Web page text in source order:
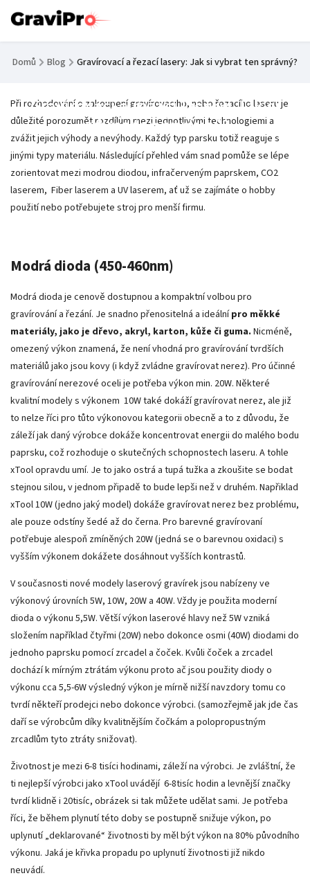
Domů / Blog / Gravírovací a řezací lasery: Jak si vybrat ten správný?
Gravírovací a řezací lasery: Jak si
vybrat ten správný?
Jak vybrat gravírku?
Při rozhodování o zakoupení gravírovacího, nebo řezacího laseru je
důležité porozumět rozdílům mezi jednotlivými technologiemi a
zvážit jejich výhody a nevýhody. Každý typ parsku totiž reaguje s
jinými typy materiálu. Následující přehled vám snad pomůže se lépe
zorientovat mezi modrou diodou, infračerveným paprskem, CO2
laserem, Fiber laserem a UV laserem, ať už se zajímáte o hobby
použití nebo potřebujete stroj pro menší firmu.
Modrá dioda (450-460nm)
Modrá dioda je cenově dostupnou a kompaktní volbou pro
gravírování a řezání. Je snadno přenositelná a ideálnípro měkké
materiály, jako je dřevo, akryl, karton, kůže či guma. Nicméně,
omezený výkon znamená, že není vhodná pro gravírování tvrdších
materiálů jako jsou kovy (i když zvládne gravírovat nerez). Pro účinné
gravírování nerezové oceli je potřeba výkon min. 20W. Některé
kvalitní modely s výkonem 10W také dokáží gravírovat nerez, ale již
to nelze říci pro tůto výkonovou kategorii obecně a to z důvodu, že
záleží jak daný výrobce dokáže koncentrovat energii do malého bodu
paprsku, což rozhoduje o skutečných schopnostech laseru. A tohle
xTool opravdu umí. Je to jako ostrá a tupá tužka a zkoušite se bodat
stejnou silou, v jednom připadě to bude lepši než v druhém. Napřiklad
xTool 10W (jedno jaký model) dokáže gravírovat nerez bez problému,
ale pouze odstíny šedé až do černa. Pro barevné gravírovaní
potřebuje alespoň zmíněných 20W (jedná se o barevnou oxidaci) s
vyšším výkonem dokážete dosáhnout vyšších kontrastů.
V současnosti nové modely laserový gravírek jsou nabízeny ve
výkonový úrovních 5W, 10W, 20W a 40W. Vždy je použita moderní
dioda o výkonu 5,5W. Větší výkon laserové hlavy než 5W vzniká
složením například čtyřmi (20W) nebo dokonce osmi (40W) diodami do
jednoho paprsku pomocí zrcadel a čoček. Kvůli čoček a zrcadel
dochází k mírným ztrátám výkonu proto ač jsou použity diody o
výkonu cca 5,5-6W výsledný výkon je mírně nižší navzdory tomu co
tvrdí někteří prodejci nebo dokonce výrobci. (samozřejmě jak jde čas
daří se výrobcům díky kvalitnějším čočkám a polopropustným
zrcadlům tyto ztráty snižovat).
Životnost je mezi 6-8 tisíci hodinami, záleží na výrobci. Je zvláštní, že
ti nejlepší výrobci jako xTool uvádějí 6-8tisíc hodin a levnější značky
tvrdí klidně i 20tisíc, obrázek si tak můžete udělat sami. Je potřeba
říci, že během plynutí této doby se postupně snižuje výkon, po
uplynutí „deklarované“ životnosti by měl být výkon na 80% původního
výkonu. Jaká je křivka propadu po uplynutí životnosti již nikdo
neuvádí.